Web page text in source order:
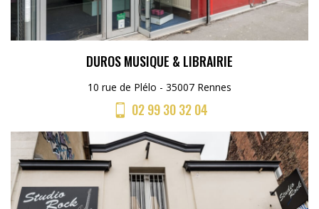
DUROS MUSIQUE & LIBRAIRIE
10 rue de Plélo - 35007 Rennes
02 99 30 32 04